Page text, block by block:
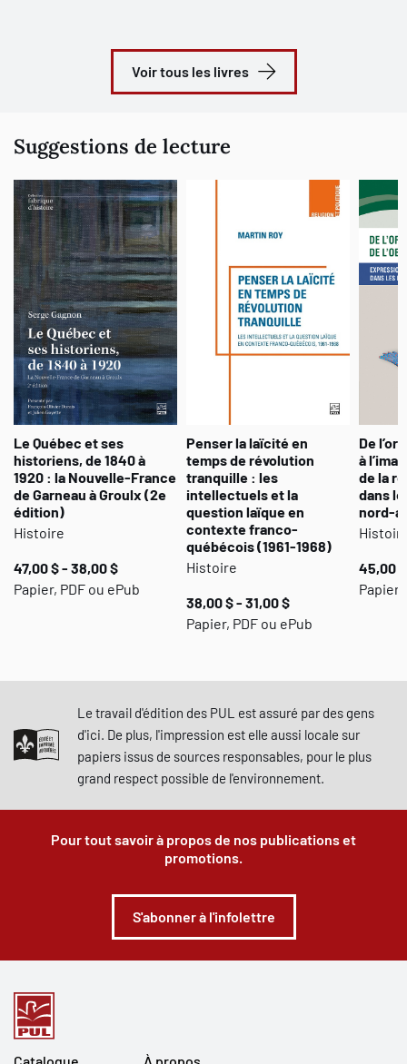
Voir tous les livres
Suggestions de lecture
Le Québec et ses
historiens, de 1840 à
1920 : la Nouvelle-France
de Garneau à Groulx (2e
édition)
Histoire
47,00 $ - 38,00 $
Papier, PDF ou ePub
Penser la laïcité en
temps de révolution
tranquille : les
intellectuels et la
question laïque en
contexte franco-
québécois (1961-1968)
Histoire
38,00 $ - 31,00 $
Papier, PDF ou ePub
De
à
de la
dans
nord-
45,00
Papier
Le travail d'édition des PUL est assuré par des gens
d'ici. De plus, l'impression est elle aussi locale sur
papiers issus de sources responsables, pour le plus
grand respect possible de l'environnement.
Pour tout savoir à propos de nos publications et
promotions.
S'abonner à l'infolettre